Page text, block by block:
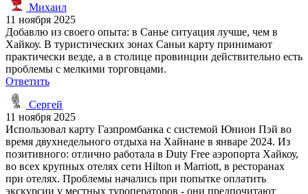
Михаил
11 ноября 2025
Добавлю из своего опыта: в Санье ситуация лучше, чем в
Хайкоу. В туристических зонах Саньи карту принимают
практически везде, а в столице провинции действительно есть
проблемы с мелкими торговцами.
Ответить
Сергей
11 ноября 2025
Использовал карту Газпромбанка с системой Юнион Пэй во
время двухнедельного отдыха на Хайнане в январе 2024. Из
позитивного: отлично работала в Duty Free аэропорта Хайкоу,
во всех крупных отелях сети Hilton и Marriott, в ресторанах
при отелях. Проблемы начались при попытке оплатить
экскурсии у местных туроператоров - они предпочитают